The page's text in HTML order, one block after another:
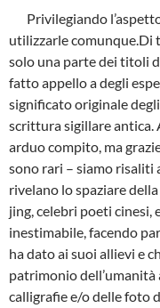
Privilegiando
utilizzarle comunque.Di
solo una parte dei titoli
fatto appello a degli
significato originale
scrittura sigillare antica.
arduo compito, ma
sono rari – siamo
rivelano lo spaziare
jing, celebri poeti cinesi,
inestimabile, facendo
ha dato ai suoi allievi e
patrimonio dell’umanità
calligrafie e/o delle foto